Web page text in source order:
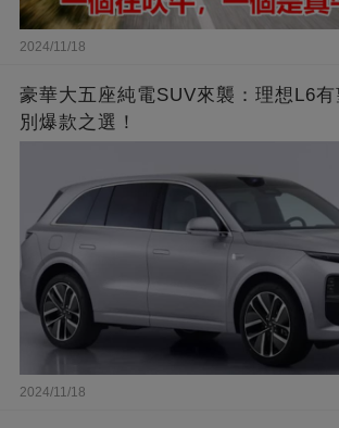
2024/11/18
豪華大五座純電SUV來襲：理想L6
別爆款之選！
2024/11/18